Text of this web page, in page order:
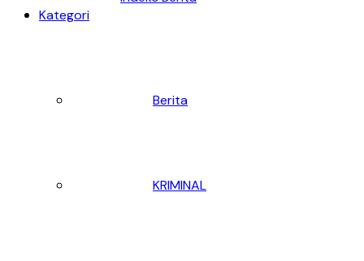
Kategori
Berita
KRIMINAL